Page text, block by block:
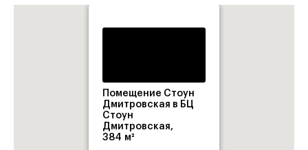
Помещение Стоун
Дмитровская в БЦ
Стоун
Дмитровская,
384 м²